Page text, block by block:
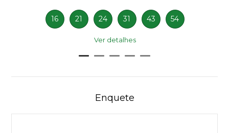
16 21 24 31 43 54
Ver detalhes
Enquete